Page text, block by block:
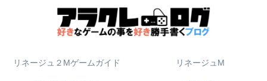
リネージュ２Mゲームガイド リネージュM